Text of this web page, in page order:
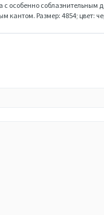
особенно соблазнительным
кантом. Размер: 4854; цвет: